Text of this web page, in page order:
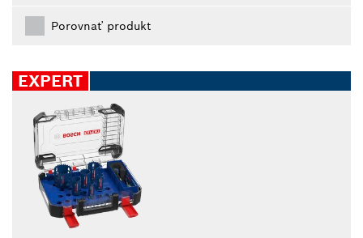
Porovnať produkt
EXPERT